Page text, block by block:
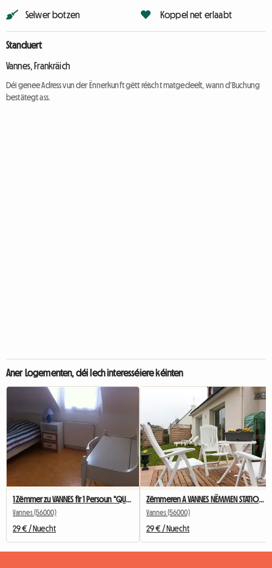
Selwer botzen Koppel net erlaabt
Standuert
Vannes, Frankräich
Déi genee Adress vun der Ënnerkunft gëtt réischt matgedeelt, wann d'Buchung
bestätegt ass.
Aner Logementen, déi Iech interesséiere kéinten
1 Zëmmer zu VANNES fir 1 Persoun "QUIBERON"
Vannes (56000)
29 € / Nuecht
Zëmmeren A VANNES NËMMEN STATION AN BUS FIR "CARNAC" Schüler
Vannes (56000)
29 € / Nuecht